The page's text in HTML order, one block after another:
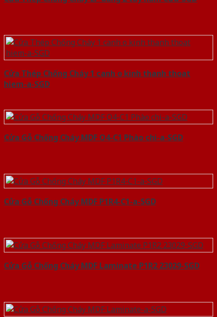
Cửa Thép Chống Cháy 1 canh o kinh thanh thoat
hiem-a-SGD
Cửa Gỗ Chống Cháy MDF O4-C1 Phào chi-a-SGD
Cửa Gỗ Chống Cháy MDF P1R4-C1-a-SGD
Cửa Gỗ Chống Cháy MDF Laminate P1R2 23029-SGD